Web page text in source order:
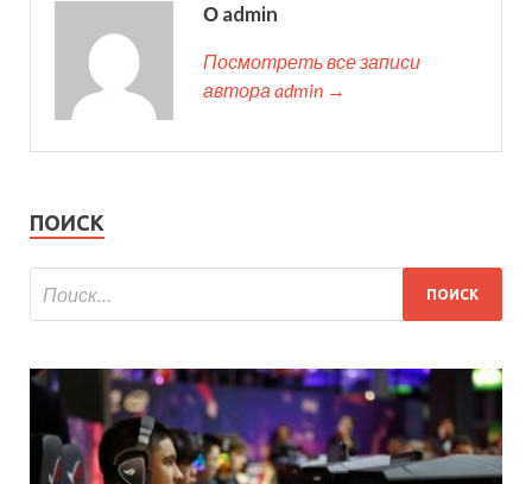
О admin
Посмотреть все записи
автора admin →
ПОИСК